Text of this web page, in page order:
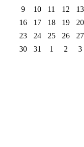
9
10 11 12 13
16
17 18 19 20
23
24 25 26 27
30
31 1 2 3